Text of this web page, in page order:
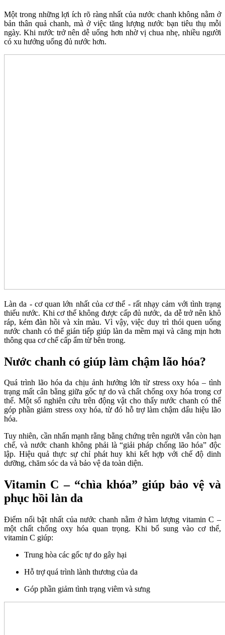
Một trong những lợi ích rõ ràng nhất của nước chanh không nằm ở
bản thân quả chanh, mà ở việc tăng lượng nước bạn tiêu thụ mỗi
ngày. Khi nước trở nên dễ uống hơn nhờ vị chua nhẹ, nhiều người
có xu hướng uống đủ nước hơn.
Làn da - cơ quan lớn nhất của cơ thể - rất nhạy cảm với tình trạng
thiếu nước. Khi cơ thể không được cấp đủ nước, da dễ trở nên khô
ráp, kém đàn hồi và xỉn màu. Vì vậy, việc duy trì thói quen uống
nước chanh có thể gián tiếp giúp làn da mềm mại và căng mịn hơn
thông qua cơ chế cấp ẩm từ bên trong.
Nước chanh có giúp làm chậm lão hóa?
Quá trình lão hóa da chịu ảnh hưởng lớn từ stress oxy hóa – tình
trạng mất cân bằng giữa gốc tự do và chất chống oxy hóa trong cơ
thể. Một số nghiên cứu trên động vật cho thấy nước chanh có thể
góp phần giảm stress oxy hóa, từ đó hỗ trợ làm chậm dấu hiệu lão
hóa.
Tuy nhiên, cần nhấn mạnh rằng bằng chứng trên người vẫn còn hạn
chế, và nước chanh không phải là “giải pháp chống lão hóa” độc
lập. Hiệu quả thực sự chỉ phát huy khi kết hợp với chế độ dinh
dưỡng, chăm sóc da và bảo vệ da toàn diện.
Vitamin C – “chìa khóa” giúp bảo vệ và
phục hồi làn da
Điểm nổi bật nhất của nước chanh nằm ở hàm lượng vitamin C –
một chất chống oxy hóa quan trọng. Khi bổ sung vào cơ thể,
vitamin C giúp:
Trung hòa các gốc tự do gây hại
Hỗ trợ quá trình lành thương của da
Góp phần giảm tình trạng viêm và sưng